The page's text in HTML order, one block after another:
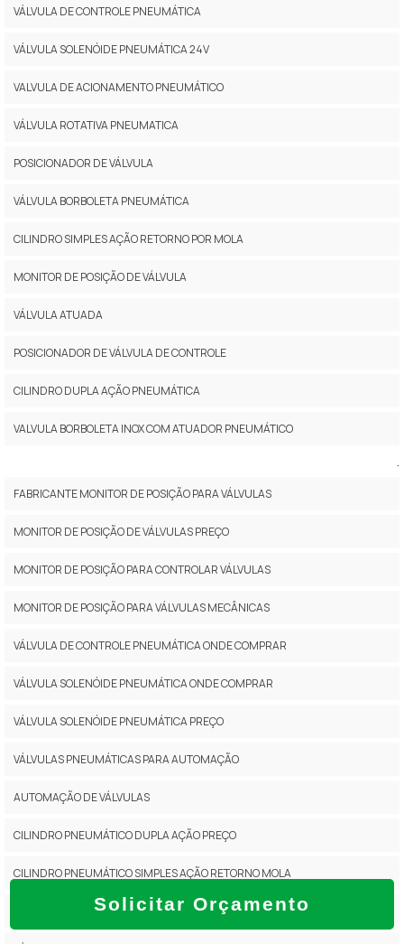
Solicitar Orçamento
VÁLVULA DE CONTROLE PNEUMÁTICA
VÁLVULA SOLENÓIDE PNEUMÁTICA 24V
VALVULA DE ACIONAMENTO PNEUMÁTICO
VÁLVULA ROTATIVA PNEUMATICA
POSICIONADOR DE VÁLVULA
VÁLVULA BORBOLETA PNEUMÁTICA
CILINDRO SIMPLES AÇÃO RETORNO POR MOLA
MONITOR DE POSIÇÃO DE VÁLVULA
VÁLVULA ATUADA
POSICIONADOR DE VÁLVULA DE CONTROLE
CILINDRO DUPLA AÇÃO PNEUMÁTICA
VALVULA BORBOLETA INOX COM ATUADOR PNEUMÁTICO
.
FABRICANTE MONITOR DE POSIÇÃO PARA VÁLVULAS
MONITOR DE POSIÇÃO DE VÁLVULAS PREÇO
MONITOR DE POSIÇÃO PARA CONTROLAR VÁLVULAS
MONITOR DE POSIÇÃO PARA VÁLVULAS MECÂNICAS
VÁLVULA DE CONTROLE PNEUMÁTICA ONDE COMPRAR
VÁLVULA SOLENÓIDE PNEUMÁTICA ONDE COMPRAR
VÁLVULA SOLENÓIDE PNEUMÁTICA PREÇO
VÁLVULAS PNEUMÁTICAS PARA AUTOMAÇÃO
AUTOMAÇÃO DE VÁLVULAS
CILINDRO PNEUMÁTICO DUPLA AÇÃO PREÇO
CILINDRO PNEUMÁTICO SIMPLES AÇÃO RETORNO MOLA
POSICIONADOR PARA VÁLVULA DE CONTROLE